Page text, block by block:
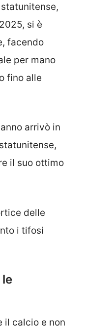
si è
facendo
per mano
fino alle
arrivò in
il suo ottimo
delle
i tifosi
il calcio e non